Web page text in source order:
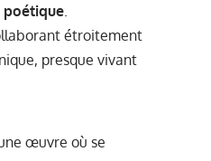
poétique
étroitement
presque vivant
œuvre où se